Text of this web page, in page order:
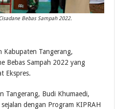
Bebas Sampah 2022.
Kabupaten Tangerang,
Bebas Sampah 2022 yang
Ekspres.
Tangerang, Budi Khumaedi,
dengan Program KIPRAH